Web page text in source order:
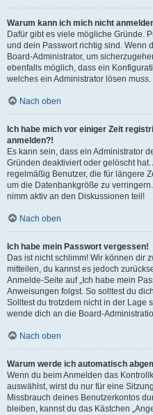
Warum kann ich mich nicht
Dafür gibt es viele mögliche Gründe.
und dein Passwort richtig sind. Wenn
Board-Administrator, um
ebenfalls möglich, dass ein
welches ein Administrator lösen muss.
Nach oben
Ich habe mich vor einiger Zeit
anmelden?!
Es kann sein, dass ein Administrator
Gründen deaktiviert oder gelöscht
regelmäßig Benutzer, die für längere
um die Datenbankgröße zu
nimm aktiv an den Diskussionen teil!
Nach oben
Ich habe mein Passwort vergessen!
Das ist nicht schlimm! Wir können dir
mitteilen, du kannst es jedoch
Anmelde-Seite auf „Ich habe mein
Anweisungen folgst. So solltest du
Solltest du trotzdem nicht in der Lage
wende dich an die Board-
Nach oben
Warum werde ich automatisch
Wenn du beim Anmelden das
auswählst, wirst du nur für eine
Missbrauch deines Benutzerkontos
bleiben, kannst du das Kästchen